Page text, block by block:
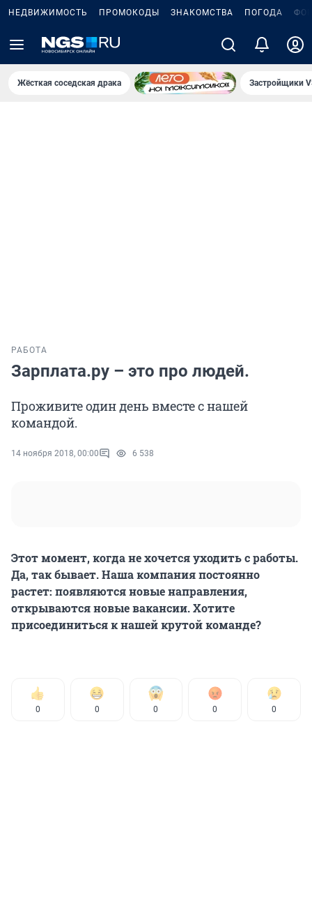
НЕДВИЖИМОСТЬ ПРОМОКОДЫ ЗНАКОМСТВА ПОГОДА
Жёсткая соседская драка Застройщики
РАБОТА
Зарплата.ру – это про людей.
Проживите один день вместе с нашей
командой.
14 ноября 2018, 00:00 6 538
Этот момент, когда не хочется уходить с работы.
Да, так бывает. Наша компания постоянно
растет: появляются новые направления,
открываются новые вакансии. Хотите
присоединиться к нашей крутой команде?
0 0 0 0 0